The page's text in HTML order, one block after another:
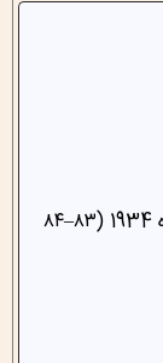
شیگئو توکودا (انگلیسی: Shigeo Tokuda؛ زاده 1934 (۸۳–۸۴